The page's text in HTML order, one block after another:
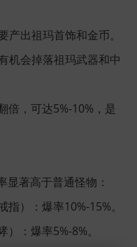
产出祖玛首饰和金币。
机会掉落祖玛武器和中
倍，可达5%-10%，是
显著高于普通怪物：
）：爆率10%-15%。
：爆率5%-8%。